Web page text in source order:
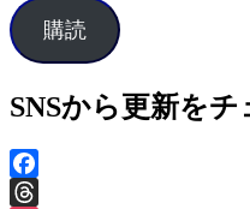
ン
ル
ア
ド
ス
購読
SNSから更新をチ
Facebook